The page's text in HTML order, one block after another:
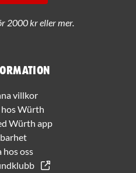
villkor
Würth
Würth app
hos oss
2000 kr eller mer.